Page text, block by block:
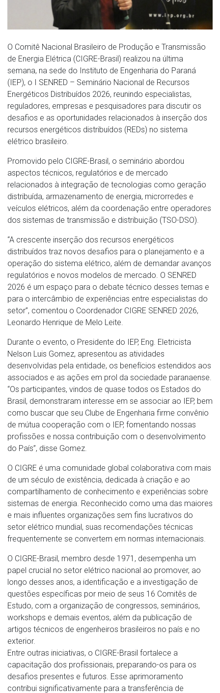
O Comitê Nacional Brasileiro de Produção e Transmissão
de Energia Elétrica (CIGRE-Brasil) realizou na última
semana, na sede do Instituto de Engenharia do Paraná
(IEP), o I SENRED – Seminário Nacional de Recursos
Energéticos Distribuídos 2026, reunindo especialistas,
reguladores, empresas e pesquisadores para discutir os
desafios e as oportunidades relacionados à inserção dos
recursos energéticos distribuídos (REDs) no sistema
elétrico brasileiro.
Promovido pelo CIGRE-Brasil, o seminário abordou
aspectos técnicos, regulatórios e de mercado
relacionados à integração de tecnologias como geração
distribuída, armazenamento de energia, microrredes e
veículos elétricos, além da coordenação entre operadores
dos sistemas de transmissão e distribuição (TSO-DSO).
“A crescente inserção dos recursos energéticos
distribuídos traz novos desafios para o planejamento e a
operação do sistema elétrico, além de demandar avanços
regulatórios e novos modelos de mercado. O SENRED
2026 é um espaço para o debate técnico desses temas e
para o intercâmbio de experiências entre especialistas do
setor”, comentou o Coordenador CIGRE SENRED 2026,
Leonardo Henrique de Melo Leite.
Durante o evento, o Presidente do IEP, Eng. Eletricista
Nelson Luis Gomez, apresentou as atividades
desenvolvidas pela entidade, os benefícios estendidos aos
associados e as ações em prol da sociedade paranaense.
“Os participantes, vindos de quase todos os Estados do
Brasil, demonstraram interesse em se associar ao IEP, bem
como buscar que seu Clube de Engenharia firme convênio
de mútua cooperação com o IEP, fomentando nossas
profissões e nossa contribuição com o desenvolvimento
do País”, disse Gomez.
O CIGRE é uma comunidade global colaborativa com mais
de um século de existência, dedicada à criação e ao
compartilhamento de conhecimento e experiências sobre
sistemas de energia. Reconhecido como uma das maiores
e mais influentes organizações sem fins lucrativos do
setor elétrico mundial, suas recomendações técnicas
frequentemente se convertem em normas internacionais.
O CIGRE-Brasil, membro desde 1971, desempenha um
papel crucial no setor elétrico nacional ao promover, ao
longo desses anos, a identificação e a investigação de
questões específicas por meio de seus 16 Comitês de
Estudo, com a organização de congressos, seminários,
workshops e demais eventos, além da publicação de
artigos técnicos de engenheiros brasileiros no país e no
exterior.
Entre outras iniciativas, o CIGRE-Brasil fortalece a
capacitação dos profissionais, preparando-os para os
desafios presentes e futuros. Esse aprimoramento
contribui significativamente para a transferência de